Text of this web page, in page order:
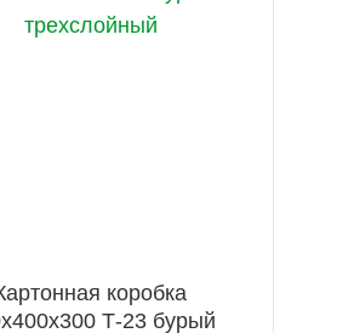
коробка
Т-23 бурый